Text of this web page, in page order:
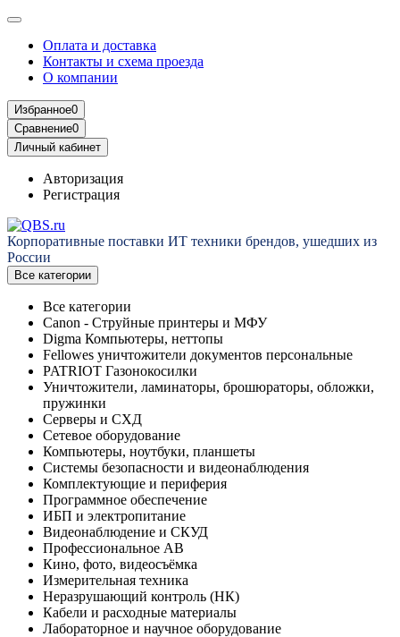
Оплата и доставка
Контакты и схема проезда
О компании
Избранное0
Сравнение0
Личный кабинет
Авторизация
Регистрация
Корпоративные поставки ИТ техники брендов, ушедших из
России
Все категории
Все категории
Canon - Струйные принтеры и МФУ
Digma Компьютеры, неттопы
Fellowes уничтожители документов персональные
PATRIOT Газонокосилки
Уничтожители, ламинаторы, брошюраторы, обложки,
пружинки
Серверы и СХД
Сетевое оборудование
Компьютеры, ноутбуки, планшеты
Системы безопасности и видеонаблюдения
Комплектующие и периферия
Программное обеспечение
ИБП и электропитание
Видеонаблюдение и СКУД
Профессиональное АВ
Кино, фото, видеосъёмка
Измерительная техника
Неразрушающий контроль (НК)
Кабели и расходные материалы
Лабораторное и научное оборудование